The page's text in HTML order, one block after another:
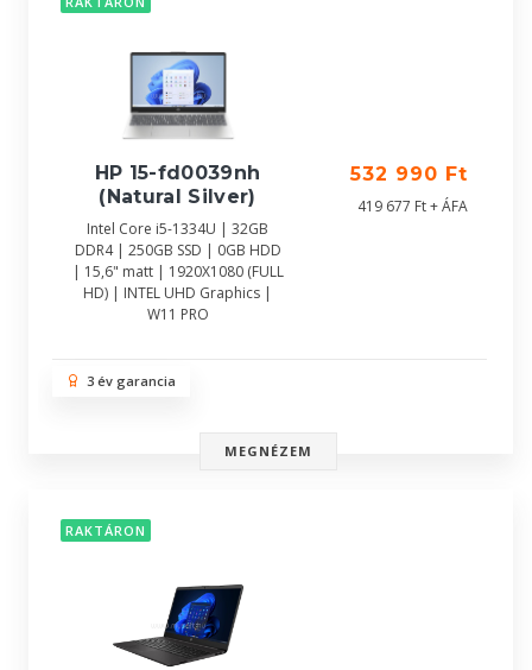
HP 15-fd0039nh
(Natural Silver)
Intel Core i5-1334U | 32GB
DDR4 | 250GB SSD | 0GB HDD
| 15,6" matt | 1920X1080 (FULL
HD) | INTEL UHD Graphics |
W11 PRO
532 990 Ft
419 677 Ft + ÁFA
3 év garancia
MEGNÉZEM
RAKTÁRON